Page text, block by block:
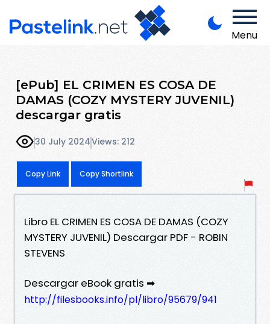
Menu
[ePub] EL CRIMEN ES COSA DE
DAMAS (COZY MYSTERY JUVENIL)
descargar gratis
30 July 2024Views: 212
Copy Link Copy Shortlink
Libro EL CRIMEN ES COSA DE DAMAS (COZY
MYSTERY JUVENIL) Descargar PDF - ROBIN
STEVENS
Descargar eBook gratis ➡
http://filesbooks.info/pl/libro/95679/941